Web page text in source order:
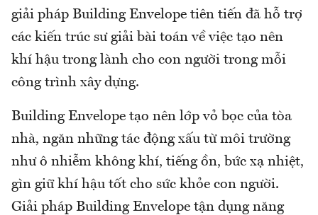
giải pháp Building Envelope tiên tiến đã hỗ trợ
các kiến trúc sư giải bài toán về việc tạo nên
khí hậu trong lành cho con người trong mỗi
công trình xây dựng.
Building Envelope tạo nên lớp vỏ bọc của tòa
nhà, ngăn những tác động xấu từ môi trường
như ô nhiễm không khí, tiếng ồn, bức xạ nhiệt,
gìn giữ khí hậu tốt cho sức khỏe con người.
Giải pháp Building Envelope tận dụng năng